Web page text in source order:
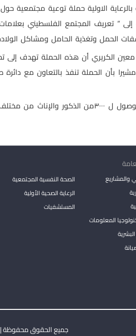
بالرعاية الاولية حملة توعية
” تعريف المجتمع الفلسطيني
الحمل وتغذية الحامل ومشاكل
الكريري أن هذه الحملة تهدف إلى
بأن الحملة تنفذ بالتعاون مع
وأشار أ.الكريري أنه من المتوقع
والمشاريع
المعلومات
الصحة النفسية المجتمعية
الرعاية الصحية الأولية
المستشفيات
جميع الحقوق محفوظة |